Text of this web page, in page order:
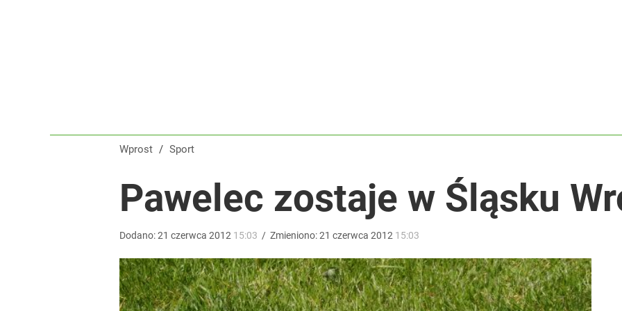
dodaj
Wprost / Sport
Pawelec zostaje w Śląsku
Dodano:21 czerwca 2012 15:03 / Zmieniono:21 czerwca 2012 15:03